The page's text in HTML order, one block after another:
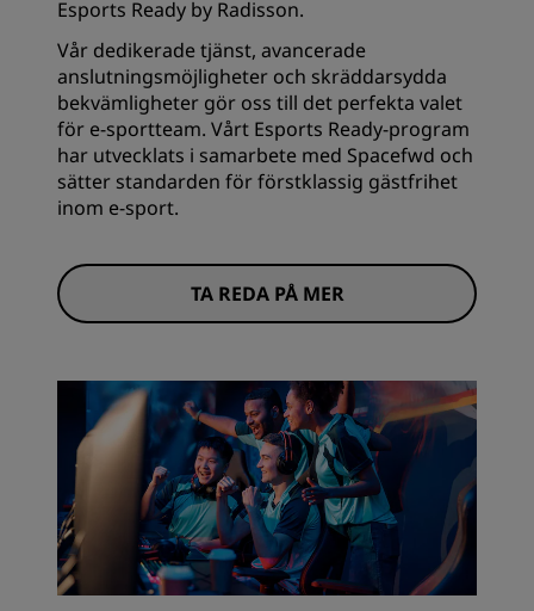
Esports Ready by Radisson.
Vår dedikerade tjänst, avancerade
anslutningsmöjligheter och skräddarsydda
bekvämligheter gör oss till det perfekta valet
för e-sportteam. Vårt Esports Ready-program
har utvecklats i samarbete med Spacefwd och
sätter standarden för förstklassig gästfrihet
inom e-sport.
TA REDA PÅ MER